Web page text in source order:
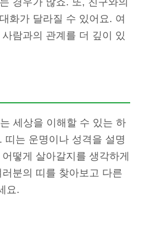
화가 달라질 수 있어요. 여
람과의 관계를 더 깊이 있
세상을 이해할 수 있는 하
띠는 운명이나 성격을 설명
떻게 살아갈지를 생각하게
분의 띠를 찾아보고 다른
요.